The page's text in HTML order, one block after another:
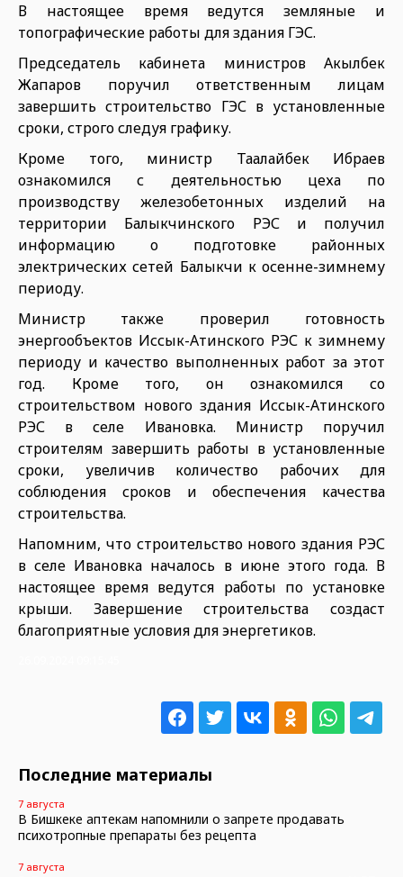
В настоящее время ведутся земляные и
топографические работы для здания ГЭС.
Председатель кабинета министров Акылбек
Жапаров поручил ответственным лицам
завершить строительство ГЭС в установленные
сроки, строго следуя графику.
Кроме того, министр Таалайбек Ибраев
ознакомился с деятельностью цеха по
производству железобетонных изделий на
территории Балыкчинского РЭС и получил
информацию о подготовке районных
электрических сетей Балыкчи к осенне-зимнему
периоду.
Министр также проверил готовность
энергообъектов Иссык-Атинского РЭС к зимнему
периоду и качество выполненных работ за этот
год. Кроме того, он ознакомился со
строительством нового здания Иссык-Атинского
РЭС в селе Ивановка. Министр поручил
строителям завершить работы в установленные
сроки, увеличив количество рабочих для
соблюдения сроков и обеспечения качества
строительства.
Напомним, что строительство нового здания РЭС
в селе Ивановка началось в июне этого года. В
настоящее время ведутся работы по установке
крыши. Завершение строительства создаст
благоприятные условия для энергетиков.
Последние материалы
7 августа
В Бишкеке аптекам напомнили о запрете продавать
психотропные препараты без рецепта
7 августа